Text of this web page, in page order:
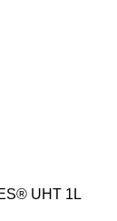
UHT 1L